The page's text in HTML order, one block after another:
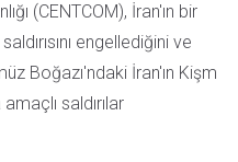
(CENTCOM), İran'ın bir
engellediğini ve
Boğazı'ndaki İran'ın Kişm
saldırılar